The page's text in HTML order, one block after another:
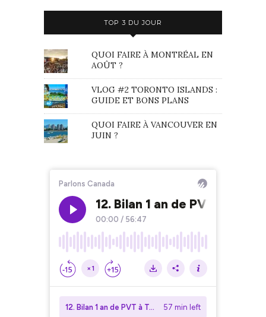
TOP 3 DU JOUR
QUOI FAIRE À MONTRÉAL EN
AOÛT ?
VLOG #2 TORONTO ISLANDS :
GUIDE ET BONS PLANS
QUOI FAIRE À VANCOUVER EN
JUIN ?